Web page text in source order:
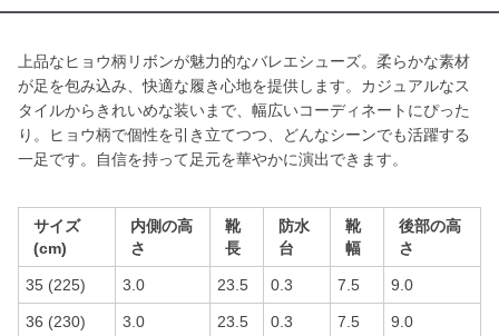
上品なヒョウ柄リボンが魅力的なバレエシューズ。柔らかな素材
が足を包み込み、快適な履き心地を提供します。カジュアルなス
タイルからきれいめな装いまで、幅広いコーディネートにぴった
り。ヒョウ柄で個性を引き立てつつ、どんなシーンでも活躍する
一足です。自信を持って足元を華やかに演出できます。
サイズ
(cm)
内側の高
さ
靴
長
防水
台
靴
幅
後部の高
さ
35 (225) 3.0 23.5 0.3 7.5 9.0
36 (230) 3.0 23.5 0.3 7.5 9.0